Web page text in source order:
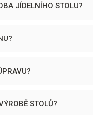
JÍDELNÍHO STOLU?
STOLŮ?